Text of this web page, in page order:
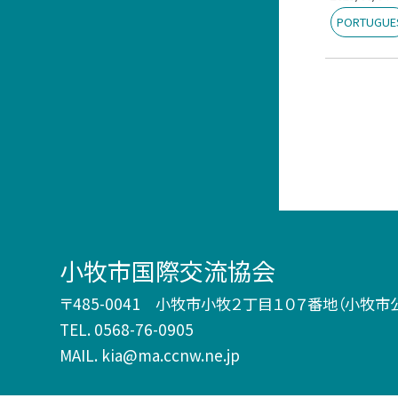
小牧市国際交流協会
〒485-0041 小牧市小牧２丁目１０７番地（小牧市
TEL. 0568-76-0905
MAIL. kia@ma.ccnw.ne.jp